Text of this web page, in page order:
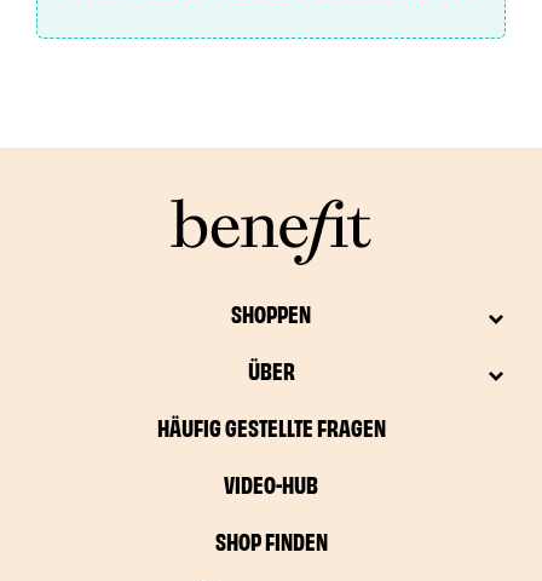
SHOPPEN
ÜBER
HÄUFIG GESTELLTE FRAGEN
VIDEO-HUB
SHOP FINDEN